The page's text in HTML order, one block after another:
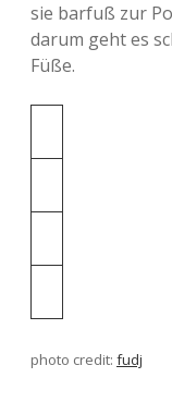
sie barfuß zur
darum geht es
Füße.
photo credit: fudj